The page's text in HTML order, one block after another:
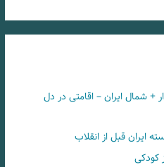
+ شمال ایران – اقامتی در دل
ایران قبل از انقلاب
کودکی